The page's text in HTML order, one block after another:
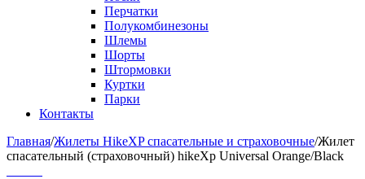
Перчатки
Полукомбинезоны
Шлемы
Шорты
Штормовки
Куртки
Парки
Контакты
Главная/Жилеты HikeXP спасательные и страховочные/Жилет
спасательный (страховочный) hikeXp Universal Orange/Black